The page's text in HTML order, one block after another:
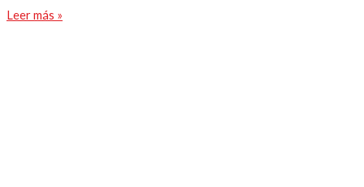
Leer más »